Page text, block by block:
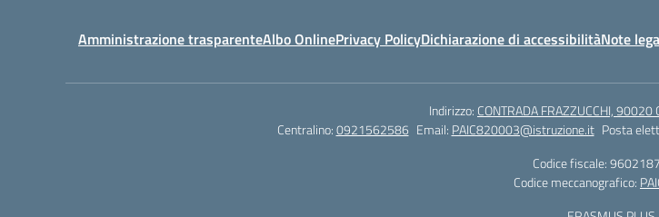
Amministrazione trasparenteAlbo OnlinePrivacy PolicyDichiarazione di accessibilitàNote
Indirizzo: CONTRADA FRAZZUCCHI, 90020
Centralino:0921562586 Email: PAIC820003@istruzione.it Posta
Codice fiscale:
Codice meccanografico: